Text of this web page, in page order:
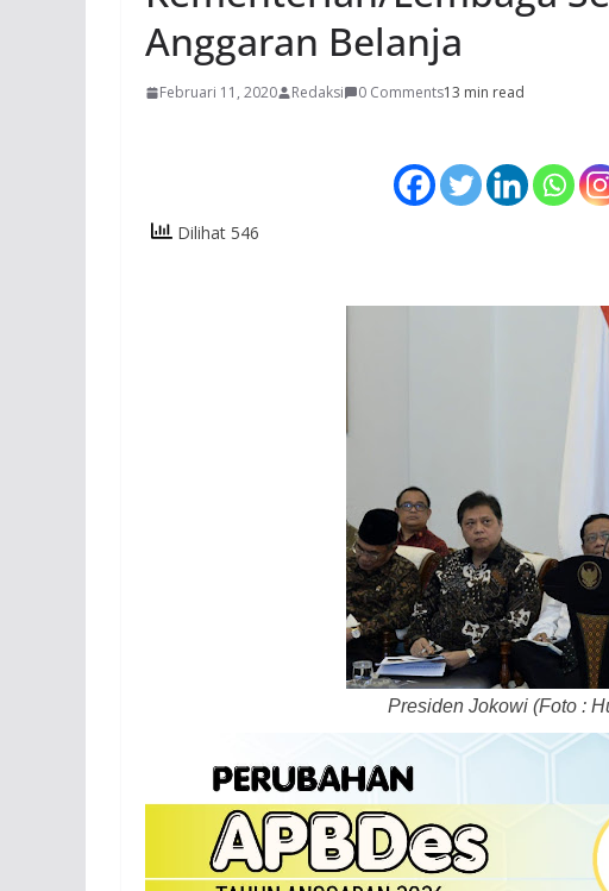
Anggaran Belanja
Februari 11, 2020 Redaksi 0 Comments13 min read
Dilihat 546
Presiden Jokowi (Foto :